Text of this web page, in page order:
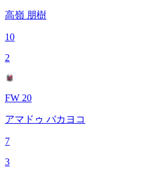
高嶺 朋樹
10
2
FW 20
アマドゥ バカヨコ
7
3